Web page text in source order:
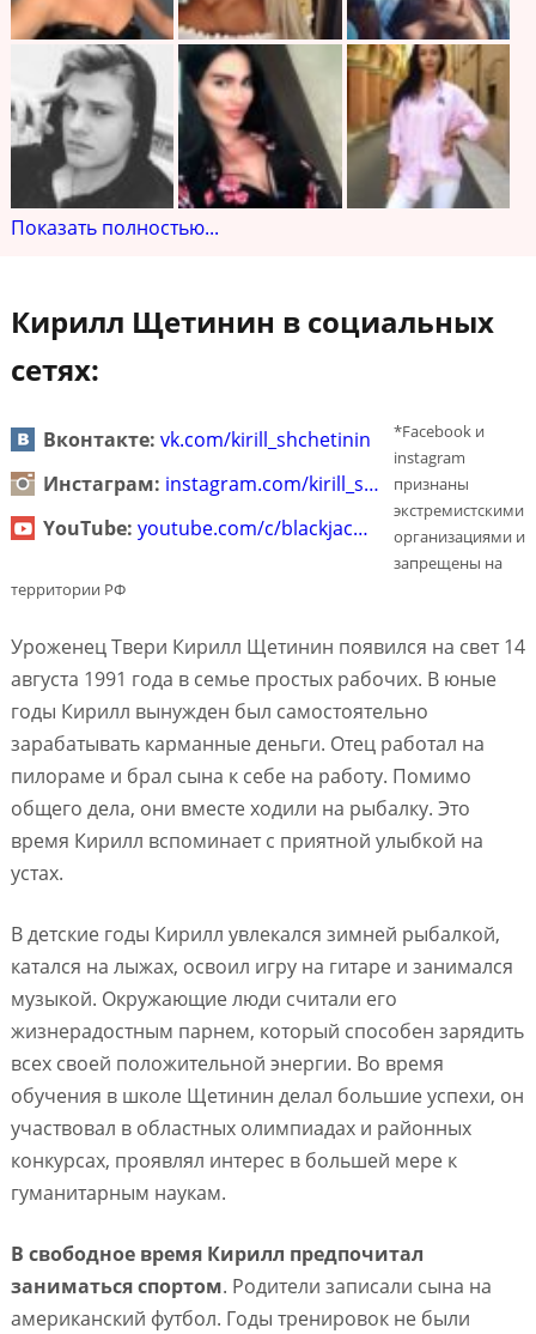
Показать полностью...
Кирилл Щетинин в социальных
сетях:
Вконтакте: vk.com/kirill_shchetinin
Инстаграм: instagram.com/kirill_s…
YouTube: youtube.com/c/blackjac…
*Facebook и
instagram
признаны
экстремистскими
организациями и
запрещены на
территории РФ
Уроженец Твери Кирилл Щетинин появился на свет 14
августа 1991 года в семье простых рабочих. В юные
годы Кирилл вынужден был самостоятельно
зарабатывать карманные деньги. Отец работал на
пилораме и брал сына к себе на работу. Помимо
общего дела, они вместе ходили на рыбалку. Это
время Кирилл вспоминает с приятной улыбкой на
устах.
В детские годы Кирилл увлекался зимней рыбалкой,
катался на лыжах, освоил игру на гитаре и занимался
музыкой. Окружающие люди считали его
жизнерадостным парнем, который способен зарядить
всех своей положительной энергии. Во время
обучения в школе Щетинин делал большие успехи, он
участвовал в областных олимпиадах и районных
конкурсах, проявлял интерес в большей мере к
гуманитарным наукам.
В свободное время Кирилл предпочитал
заниматься спортом. Родители записали сына на
американский футбол. Годы тренировок не были